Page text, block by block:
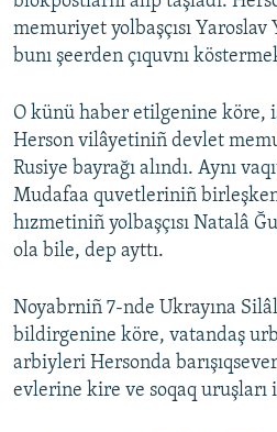
memuriyet yolbaşçısı
bunı şeerden çıquvnı
O künü haber etilgenine köre,
Herson vilâyetiniñ devlet
Rusiye bayrağı alındı. Aynı
Mudafaa quvetleriniñ
hızmetiniñ yolbaşçısı Natalâ
ola bile, dep ayttı.
Noyabrniñ 7-nde Ukrayına
bildirgenine köre, vatandaş
arbiyleri Hersonda
evlerine kire ve soqaq